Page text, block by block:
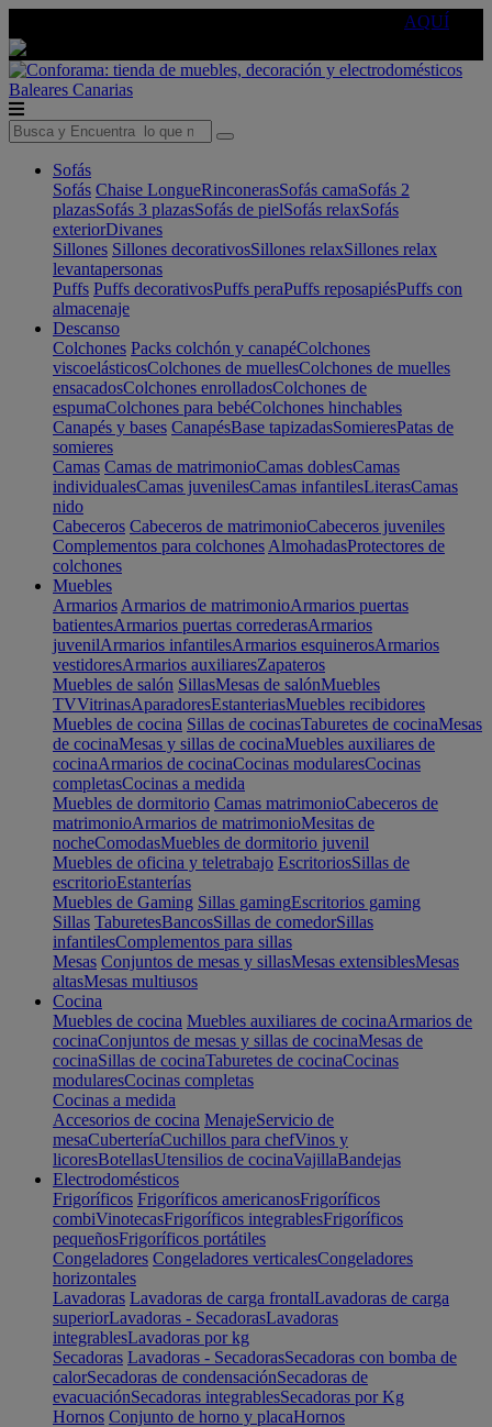
AQUÍ
Baleares Canarias
Sofás
Sofás Chaise LongueRinconerasSofás camaSofás 2
plazasSofás 3 plazasSofás de pielSofás relaxSofás
exteriorDivanes
Sillones Sillones decorativosSillones relaxSillones relax
levantapersonas
Puffs Puffs decorativosPuffs peraPuffs reposapiésPuffs con
almacenaje
Descanso
Colchones Packs colchón y canapéColchones
viscoelásticosColchones de muellesColchones de muelles
ensacadosColchones enrolladosColchones de
espumaColchones para bebéColchones hinchables
Canapés y bases CanapésBase tapizadasSomieresPatas de
somieres
Camas Camas de matrimonioCamas doblesCamas
individualesCamas juvenilesCamas infantilesLiterasCamas
nido
Cabeceros Cabeceros de matrimonioCabeceros juveniles
Complementos para colchones AlmohadasProtectores de
colchones
Muebles
Armarios Armarios de matrimonioArmarios puertas
batientesArmarios puertas correderasArmarios
juvenilArmarios infantilesArmarios esquinerosArmarios
vestidoresArmarios auxiliaresZapateros
Muebles de salón SillasMesas de salónMuebles
TVVitrinasAparadoresEstanteriasMuebles recibidores
Muebles de cocina Sillas de cocinasTaburetes de cocinaMesas
de cocinaMesas y sillas de cocinaMuebles auxiliares de
cocinaArmarios de cocinaCocinas modularesCocinas
completasCocinas a medida
Muebles de dormitorio Camas matrimonioCabeceros de
matrimonioArmarios de matrimonioMesitas de
nocheComodasMuebles de dormitorio juvenil
Muebles de oficina y teletrabajo EscritoriosSillas de
escritorioEstanterías
Muebles de Gaming Sillas gamingEscritorios gaming
Sillas TaburetesBancosSillas de comedorSillas
infantilesComplementos para sillas
Mesas Conjuntos de mesas y sillasMesas extensiblesMesas
altasMesas multiusos
Cocina
Muebles de cocina Muebles auxiliares de cocinaArmarios de
cocinaConjuntos de mesas y sillas de cocinaMesas de
cocinaSillas de cocinaTaburetes de cocinaCocinas
modularesCocinas completas
Cocinas a medida
Accesorios de cocina MenajeServicio de
mesaCuberteríaCuchillos para chefVinos y
licoresBotellasUtensilios de cocinaVajillaBandejas
Electrodomésticos
Frigoríficos Frigoríficos americanosFrigoríficos
combiVinotecasFrigoríficos integrablesFrigoríficos
pequeñosFrigoríficos portátiles
Congeladores Congeladores verticalesCongeladores
horizontales
Lavadoras Lavadoras de carga frontalLavadoras de carga
superiorLavadoras - SecadorasLavadoras
integrablesLavadoras por kg
Secadoras Lavadoras - SecadorasSecadoras con bomba de
calorSecadoras de condensaciónSecadoras de
evacuaciónSecadoras integrablesSecadoras por Kg
Hornos Conjunto de horno y placaHornos